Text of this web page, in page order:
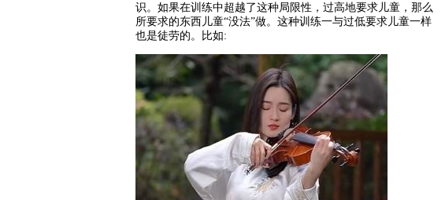
识。如果在训练中超越了这种局限性，过高地要求儿童，那么
所要求的东西儿童“没法”做。这种训练一与过低要求儿童一样
也是徒劳的。比如: